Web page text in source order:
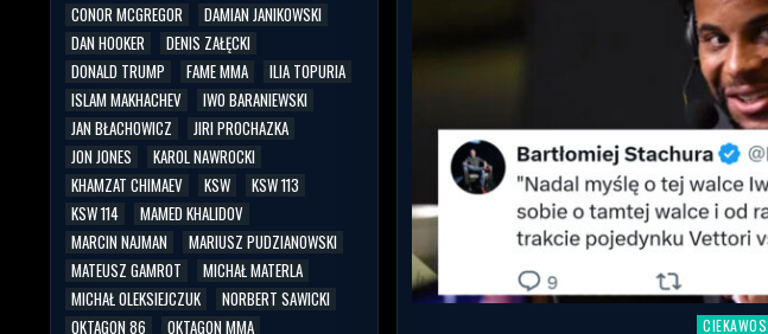
Posted in
CONOR MCGREGOR
DAMIAN JANIKOWSKI
DAN HOOKER
DENIS ZAŁĘCKI
DONALD TRUMP
FAME MMA
ILIA TOPURIA
ISLAM MAKHACHEV
IWO BARANIEWSKI
JAN BŁACHOWICZ
JIRI PROCHAZKA
JON JONES
KAROL NAWROCKI
KHAMZAT CHIMAEV
KSW
KSW 113
KSW 114
MAMED KHALIDOV
MARCIN NAJMAN
MARIUSZ PUDZIANOWSKI
MATEUSZ GAMROT
MICHAŁ MATERLA
MICHAŁ OLEKSIEJCZUK
NORBERT SAWICKI
OKTAGON 86
OKTAGON MMA